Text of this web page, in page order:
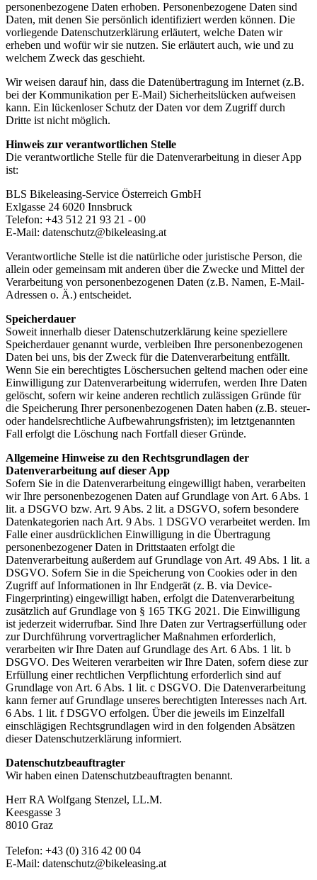
personenbezogene Daten erhoben. Personenbezogene Daten sind
Daten, mit denen Sie persönlich identifiziert werden können. Die
vorliegende Datenschutzerklärung erläutert, welche Daten wir
erheben und wofür wir sie nutzen. Sie erläutert auch, wie und zu
welchem Zweck das geschieht.
Wir weisen darauf hin, dass die Datenübertragung im Internet (z.B.
bei der Kommunikation per E-Mail) Sicherheitslücken aufweisen
kann. Ein lückenloser Schutz der Daten vor dem Zugriff durch
Dritte ist nicht möglich.
Hinweis zur verantwortlichen Stelle
Die verantwortliche Stelle für die Datenverarbeitung in dieser App
ist:
BLS Bikeleasing-Service Österreich GmbH
Exlgasse 24 6020 Innsbruck
Telefon: +43 512 21 93 21 - 00
E-Mail: datenschutz@bikeleasing.at
Verantwortliche Stelle ist die natürliche oder juristische Person, die
allein oder gemeinsam mit anderen über die Zwecke und Mittel der
Verarbeitung von personenbezogenen Daten (z.B. Namen, E-Mail-
Adressen o. Ä.) entscheidet.
Speicherdauer
Soweit innerhalb dieser Datenschutzerklärung keine speziellere
Speicherdauer genannt wurde, verbleiben Ihre personenbezogenen
Daten bei uns, bis der Zweck für die Datenverarbeitung entfällt.
Wenn Sie ein berechtigtes Löschersuchen geltend machen oder eine
Einwilligung zur Datenverarbeitung widerrufen, werden Ihre Daten
gelöscht, sofern wir keine anderen rechtlich zulässigen Gründe für
die Speicherung Ihrer personenbezogenen Daten haben (z.B. steuer-
oder handelsrechtliche Aufbewahrungsfristen); im letztgenannten
Fall erfolgt die Löschung nach Fortfall dieser Gründe.
Allgemeine Hinweise zu den Rechtsgrundlagen der
Datenverarbeitung auf dieser App
Sofern Sie in die Datenverarbeitung eingewilligt haben, verarbeiten
wir Ihre personenbezogenen Daten auf Grundlage von Art. 6 Abs. 1
lit. a DSGVO bzw. Art. 9 Abs. 2 lit. a DSGVO, sofern besondere
Datenkategorien nach Art. 9 Abs. 1 DSGVO verarbeitet werden. Im
Falle einer ausdrücklichen Einwilligung in die Übertragung
personenbezogener Daten in Drittstaaten erfolgt die
Datenverarbeitung außerdem auf Grundlage von Art. 49 Abs. 1 lit. a
DSGVO. Sofern Sie in die Speicherung von Cookies oder in den
Zugriff auf Informationen in Ihr Endgerät (z. B. via Device-
Fingerprinting) eingewilligt haben, erfolgt die Datenverarbeitung
zusätzlich auf Grundlage von § 165 TKG 2021. Die Einwilligung
ist jederzeit widerrufbar. Sind Ihre Daten zur Vertragserfüllung oder
zur Durchführung vorvertraglicher Maßnahmen erforderlich,
verarbeiten wir Ihre Daten auf Grundlage des Art. 6 Abs. 1 lit. b
DSGVO. Des Weiteren verarbeiten wir Ihre Daten, sofern diese zur
Erfüllung einer rechtlichen Verpflichtung erforderlich sind auf
Grundlage von Art. 6 Abs. 1 lit. c DSGVO. Die Datenverarbeitung
kann ferner auf Grundlage unseres berechtigten Interesses nach Art.
6 Abs. 1 lit. f DSGVO erfolgen. Über die jeweils im Einzelfall
einschlägigen Rechtsgrundlagen wird in den folgenden Absätzen
dieser Datenschutzerklärung informiert.
Datenschutzbeauftragter
Wir haben einen Datenschutzbeauftragten benannt.
Herr RA Wolfgang Stenzel, LL.M.
Keesgasse 3
8010 Graz
Telefon: +43 (0) 316 42 00 04
E-Mail: datenschutz@bikeleasing.at